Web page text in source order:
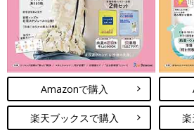
●記事の内容は2024年12月の情報で、
す。
●記事内の価格はすべて税込み、2024
GUキッズ「1,000
「秋冬コーデのポ
強★おすすめアイ
秋冬コーデが楽しい
のロンTやパンツ、帽
そろえ始めているかた
Amazonで購入
楽天ブックスで購入 楽